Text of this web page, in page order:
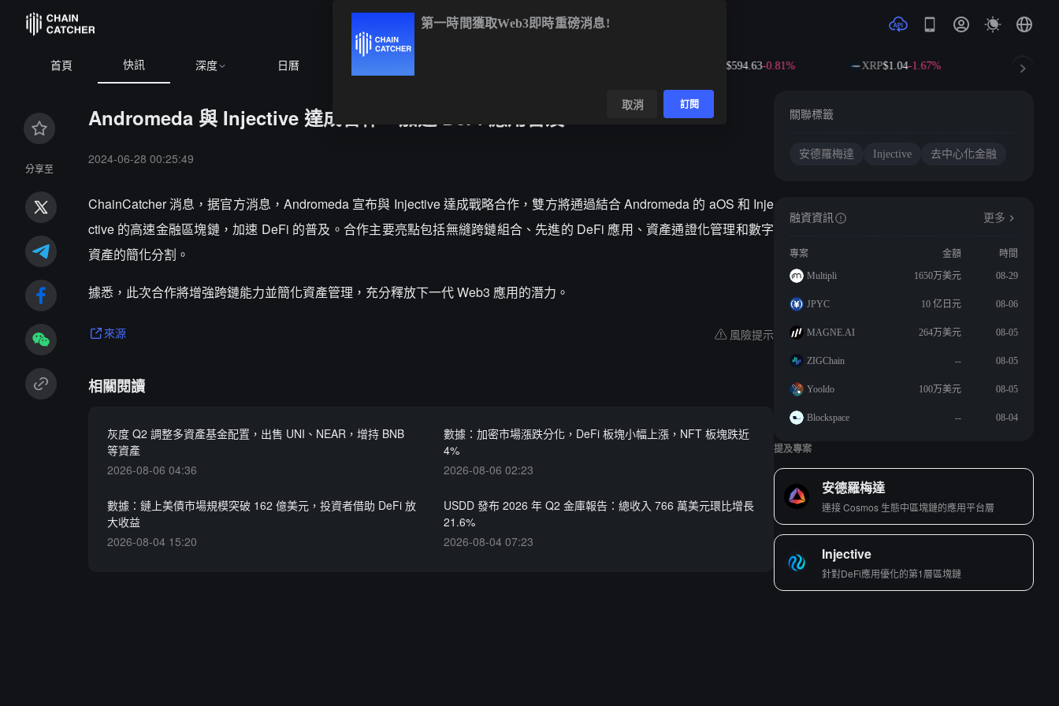
首頁 快訊 深度 日曆 $594.63-0.81% XRP$1.04-1.67% SOL
分享至
Andromeda 與 Injective 達成合作，加速 DeFi 應用普及
2024-06-28 00:25:49
ChainCatcher 消息，据官方消息，Andromeda 宣布與 Injective 達成戰略合作，雙方將通過結合 Andromeda 的 aOS 和 Inje
ctive 的高速金融區塊鏈，加速 DeFi 的普及。合作主要亮點包括無縫跨鏈組合、先進的 DeFi 應用、資產通證化管理和數字
資產的簡化分割。
據悉，此次合作將增強跨鏈能力並簡化資產管理，充分釋放下一代 Web3 應用的潛力。
來源 風險提示
相關閱讀
灰度 Q2 調整多資產基金配置，出售 UNI、NEAR，增持 BNB
等資產
2026-08-06 04:36
數據：加密市場漲跌分化，DeFi 板塊小幅上漲，NFT 板塊跌近
4%
2026-08-06 02:23
數據：鏈上美債市場規模突破 162 億美元，投資者借助 DeFi 放
大收益
2026-08-04 15:20
USDD 發布 2026 年 Q2 金庫報告：總收入 766 萬美元環比增長
21.6%
2026-08-04 07:23
關聯標籤
安德羅梅達 Injective 去中心化金融
融資資訊 更多
專案 金額
時間
Multipli
1650万美元 08-29
JPYC 10 亿日元 08-06
MAGNE.AI 264万美元 08-05
ZIGChain -- 08-05
Yooldo 100万美元 08-05
Blockspace -- 08-04
提及專案
安德羅梅達
連接 Cosmos 生態中區塊鏈的應用平台層
Injective
針對DeFi應用優化的第1層區塊鏈
第一時間獲取Web3即時重磅消息!
取消 訂閱